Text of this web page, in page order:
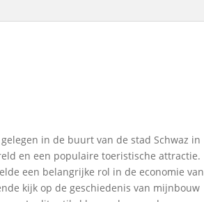
in de buurt van de stad Schwaz in
en een populaire toeristische attractie.
een belangrijke rol in de economie van
kijk op de geschiedenis van mijnbouw